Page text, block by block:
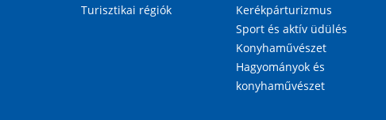
Turisztikai régiók
Kerékpárturizmus
Sport és aktív üdülés
Konyhaművészet
Hagyományok és
konyhaművészet